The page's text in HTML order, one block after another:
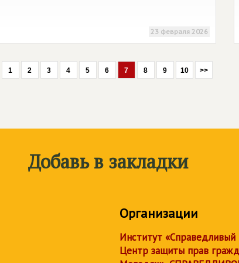
23 февраля 2026
1 2 3 4 5 6 7 8 9 10 >>
Добавь в закладки
Организации
Институт «Справедливый
Центр защиты прав